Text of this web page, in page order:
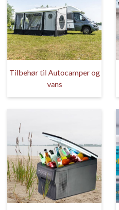
Tilbehør til Autocamper og
vans